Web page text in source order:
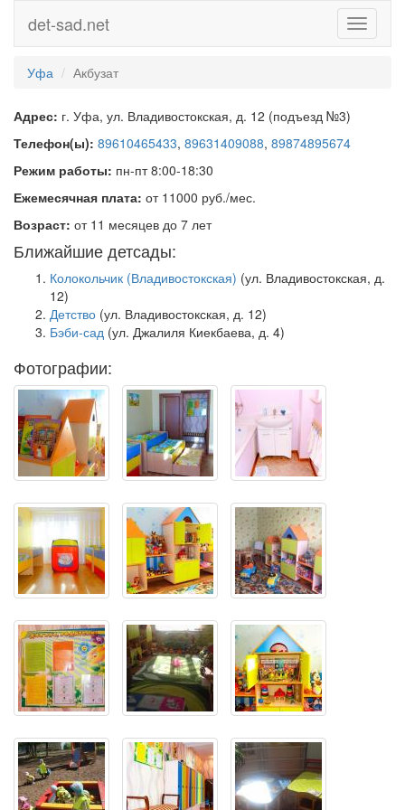
Toggle
det-sad.net
Уфа Акбузат
Адрес: г. Уфа, ул. Владивостокская, д. 12 (подъезд №3)
Телефон(ы): 89610465433, 89631409088, 89874895674
Режим работы: пн-пт 8:00-18:30
Ежемесячная плата: от 11000 руб./мес.
Возраст: от 11 месяцев до 7 лет
Ближайшие детсады:
Колокольчик (Владивостокская) (ул. Владивостокская, д.
12)
Детство (ул. Владивостокская, д. 12)
Бэби-сад (ул. Джалиля Киекбаева, д. 4)
Фотографии: